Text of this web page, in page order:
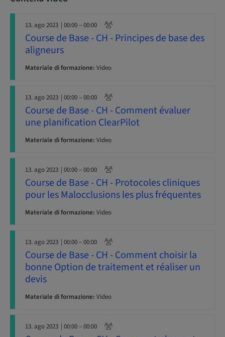
13. ago 2023 | 00:00 – 00:00
Course de Base - CH - Principes de base des
aligneurs
Materiale di formazione: Video
13. ago 2023 | 00:00 – 00:00
Course de Base - CH - Comment évaluer
une planification ClearPilot
Materiale di formazione: Video
13. ago 2023 | 00:00 – 00:00
Course de Base - CH - Protocoles cliniques
pour les Malocclusions les plus fréquentes
Materiale di formazione: Video
13. ago 2023 | 00:00 – 00:00
Course de Base - CH - Comment choisir la
bonne Option de traitement et réaliser un
devis
Materiale di formazione: Video
13. ago 2023 | 00:00 – 00:00